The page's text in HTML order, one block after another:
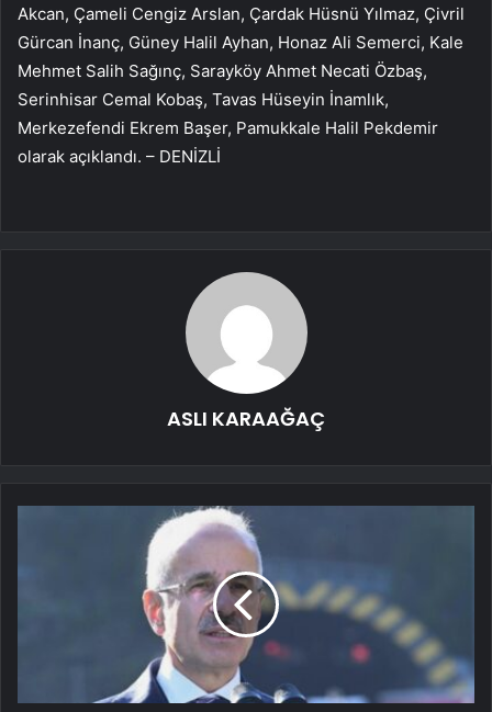
Akcan, Çameli Cengiz Arslan, Çardak Hüsnü Yılmaz, Çivril
Gürcan İnanç, Güney Halil Ayhan, Honaz Ali Semerci, Kale
Mehmet Salih Sağınç, Sarayköy Ahmet Necati Özbaş,
Serinhisar Cemal Kobaş, Tavas Hüseyin İnamlık,
Merkezefendi Ekrem Başer, Pamukkale Halil Pekdemir
olarak açıklandı. – DENİZLİ
ASLI KARAAĞAÇ